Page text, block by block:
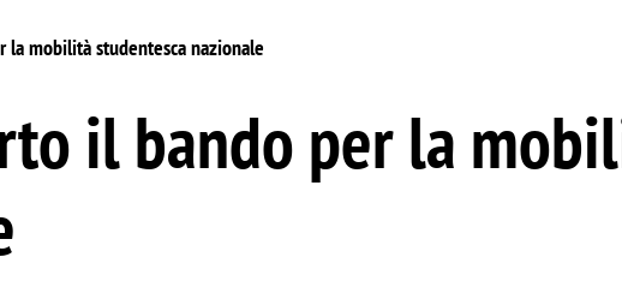
la mobilità studentesca nazionale
il bando per la